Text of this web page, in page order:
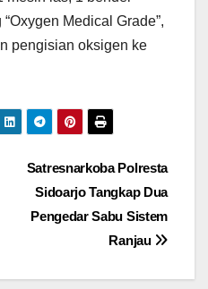
Medical Grade”,
pengisian oksigen ke
Satresnarkoba Polresta
Sidoarjo Tangkap Dua
Pengedar Sabu Sistem
Ranjau